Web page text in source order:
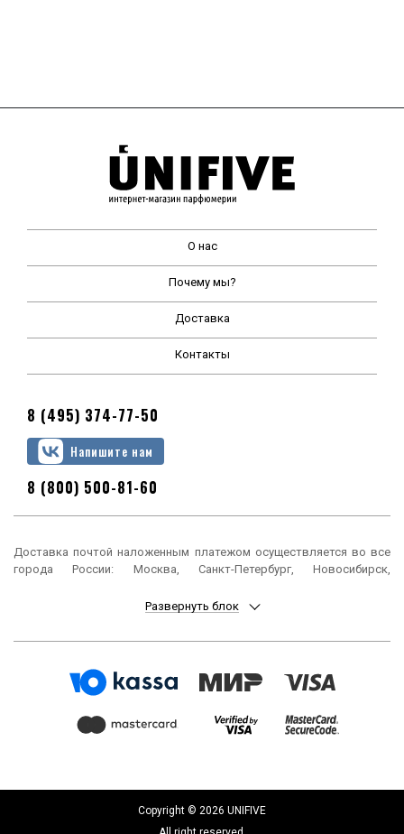
О нас
Почему мы?
Доставка
Контакты
8 (495) 374-77-50
Напишите нам
8 (800) 500-81-60
Доставка почтой наложенным платежом осуществляется во все
города России: Москва, Санкт-Петербург, Новосибирск,
Ростов-на-Дону, Уфа, Красноярск, Пермь, Воронеж, Волгоград,
Ульяновск, Иркутск, Хабаровск, Ярославль, Владивосток, Томск,
Челны, Пенза, Липецк, Киров, Чебоксары, Тула, Калининград,
Балашиха, Курск, Ставрополь, Улан-Удэ, Тверь, Магнитогорск,
Архангельск, Чита, Калуга, Симферополь, Смоленск, Волжский,
Комсомольск-на-Амуре, Химки, Сыктывкар, Нижнекамск, Шахты,
Дзержинск, Братск, Орск, Ангарск, Энгельс, Благовещенск, Старый
Оскол, Великий Новгород, Королёв, Псков, Мытищи, Бийск,
Развернуть блок
Copyright © 2026 UNIFIVE